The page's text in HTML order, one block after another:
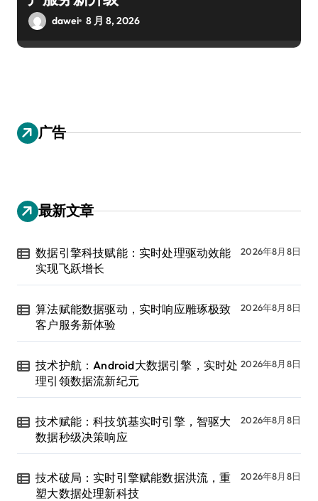
dawei 8 月 8, 2026
广告
最新文章
数据引擎科技赋能：实时处理驱动效能
实现飞跃增长
2026年8月8日
算法赋能数据驱动，实时响应雕琢极致
客户服务新体验
2026年8月8日
技术护航：Android大数据引擎，实时处
理引领数据流新纪元
2026年8月8日
技术赋能：科技筑基实时引擎，智驱大
数据秒级决策响应
2026年8月8日
技术破局：实时引擎赋能数据洪流，重
塑大数据处理新科技
2026年8月8日